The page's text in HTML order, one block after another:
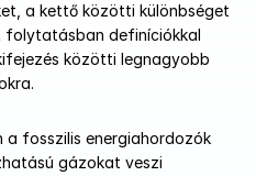
a kettő közötti különbséget
folytatásban definíciókkal
közötti legnagyobb
fosszilis energiahordozók
gázokat veszi